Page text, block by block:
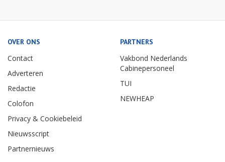
OVER ONS
Contact
Adverteren
Redactie
Colofon
Privacy & Cookiebeleid
Nieuwsscript
Partnernieuws
PARTNERS
Vakbond Nederlands
Cabinepersoneel
TUI
NEWHEAP